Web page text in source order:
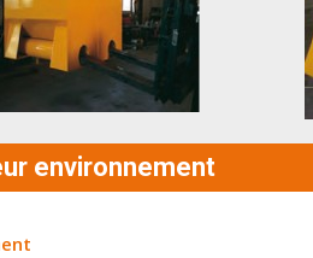
environnement